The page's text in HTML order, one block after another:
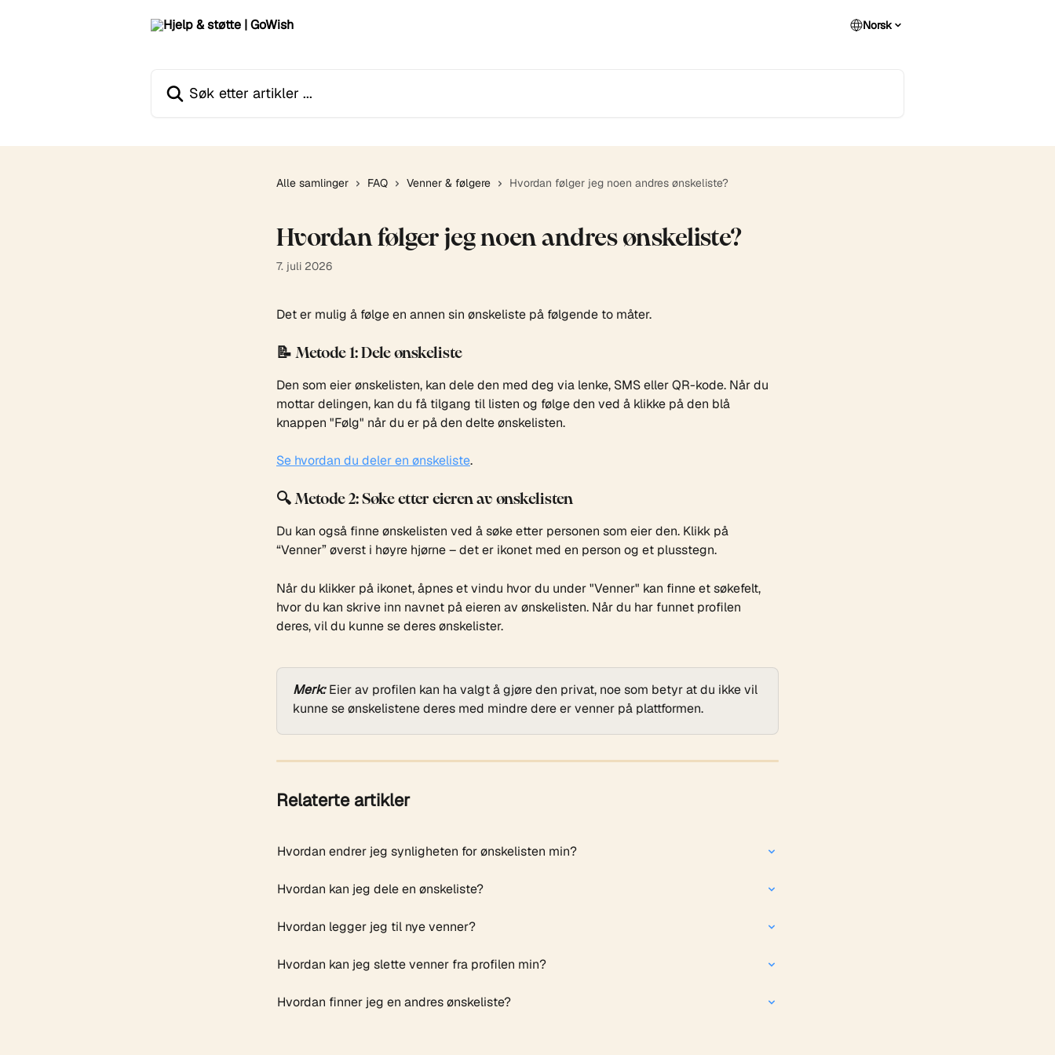
Norsk
Alle samlinger FAQ Venner & følgere Hvordan følger jeg noen andres ønskeliste?
Hvordan følger jeg noen andres ønskeliste?
7. juli 2026
Det er mulig å følge en annen sin ønskeliste på følgende to måter.
📝 Metode 1: Dele ønskeliste
Den som eier ønskelisten, kan dele den med deg via lenke, SMS eller QR-kode. Når du
mottar delingen, kan du få tilgang til listen og følge den ved å klikke på den blå
knappen "Følg" når du er på den delte ønskelisten.
Se hvordan du deler en ønskeliste.
🔍 Metode 2: Søke etter eieren av ønskelisten
Du kan også finne ønskelisten ved å søke etter personen som eier den. Klikk på
“Venner” øverst i høyre hjørne – det er ikonet med en person og et plusstegn.
Når du klikker på ikonet, åpnes et vindu hvor du under "Venner" kan finne et søkefelt,
hvor du kan skrive inn navnet på eieren av ønskelisten. Når du har funnet profilen
deres, vil du kunne se deres ønskelister.
Merk: Eier av profilen kan ha valgt å gjøre den privat, noe som betyr at du ikke vil
kunne se ønskelistene deres med mindre dere er venner på plattformen.
Relaterte artikler
Hvordan endrer jeg synligheten for ønskelisten min?
Hvordan kan jeg dele en ønskeliste?
Hvordan legger jeg til nye venner?
Hvordan kan jeg slette venner fra profilen min?
Hvordan finner jeg en andres ønskeliste?